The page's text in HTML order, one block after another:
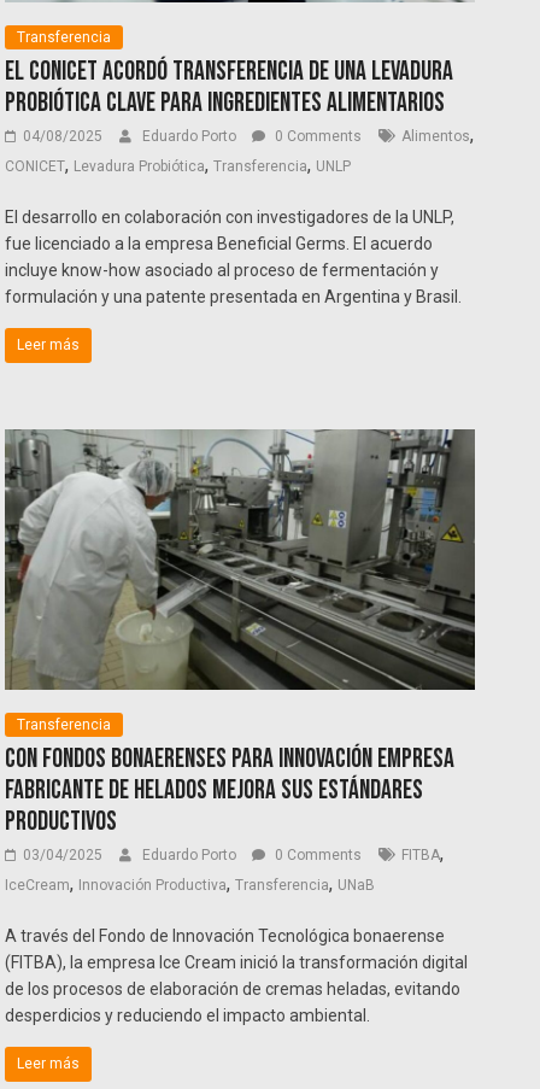
Transferencia
El CONICET acordó transferencia de una levadura
probiótica clave para ingredientes alimentarios
04/08/2025 Eduardo Porto 0 Comments Alimentos,
CONICET, Levadura Probiótica,Transferencia, UNLP
El desarrollo en colaboración con investigadores de la UNLP,
fue licenciado a la empresa Beneficial Germs. El acuerdo
incluye know-how asociado al proceso de fermentación y
formulación y una patente presentada en Argentina y Brasil.
Leer más
Transferencia
Con fondos bonaerenses para innovación empresa
fabricante de helados mejora sus estándares
productivos
03/04/2025 Eduardo Porto 0 Comments FITBA,
IceCream, Innovación Productiva,Transferencia, UNaB
A través del Fondo de Innovación Tecnológica bonaerense
(FITBA), la empresa Ice Cream inició la transformación digital
de los procesos de elaboración de cremas heladas, evitando
desperdicios y reduciendo el impacto ambiental.
Leer más